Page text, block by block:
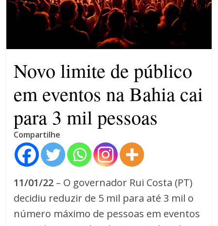
O patrimônio dos candidatos
CNJ acaba com aposentadoria
compulsória como punição
máxima para magistrados
Novo limite de público
em eventos na Bahia cai
para 3 mil pessoas
Compartilhe
11/01/22 – O governador Rui Costa (PT)
decidiu reduzir de 5 mil para até 3 mil o
número máximo de pessoas em eventos